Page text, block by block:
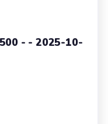
- - 2025-10-